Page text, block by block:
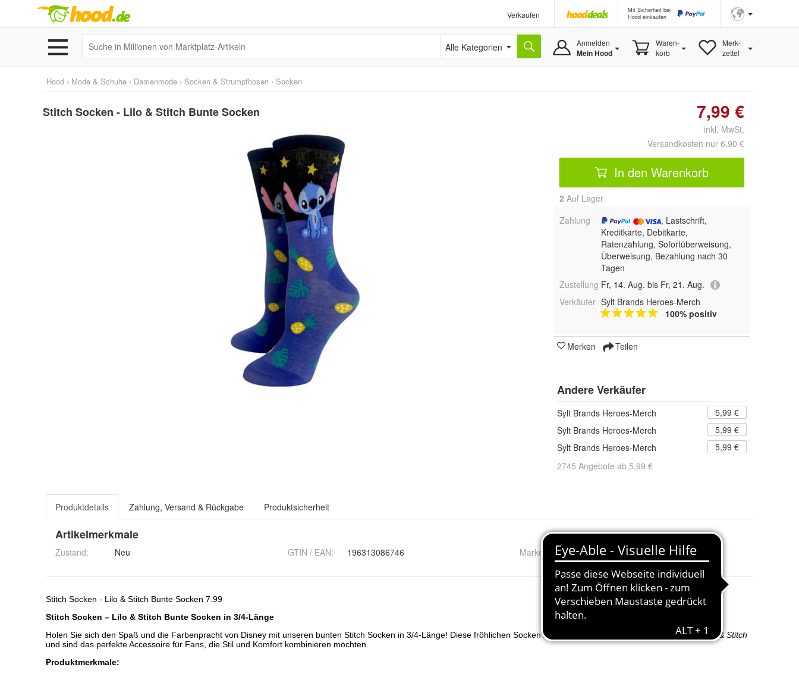
Verkaufen
Mit Sicherheit bei
Hood einkaufen
Alle Kategorien Anmelden
Mein Hood
Waren-
korb
Merk-
zettel
Hood › Mode & Schuhe › Damenmode › Socken & Strumpfhosen › Socken
Stitch Socken - Lilo & Stitch Bunte Socken 7,99 €
inkl. MwSt.
Versandkosten nur 6,90 €
In den Warenkorb
2 Auf Lager
Zahlung
, Lastschrift,
Kreditkarte, Debitkarte,
Ratenzahlung, Sofortüberweisung,
Überweisung, Bezahlung nach 30
Tagen
Zustellung Fr, 14. Aug. bis Fr, 21. Aug.
Verkäufer Sylt Brands Heroes-Merch
100% positiv
Merken Teilen
Andere Verkäufer
Sylt Brands Heroes-Merch
5,99 €
Sylt Brands Heroes-Merch
5,99 €
Sylt Brands Heroes-Merch
5,99 €
2745 Angebote ab 5,99 €
Produktdetails Zahlung, Versand & Rückgabe Produktsicherheit
Artikelmerkmale
Zustand: Neu GTIN / EAN: 196313086746 Marke: Lilo & Stitch